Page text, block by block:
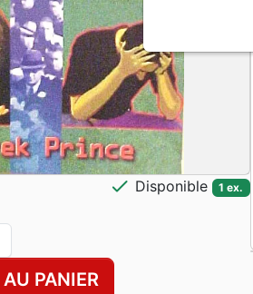
check Disponible 1 ex.
PANIER